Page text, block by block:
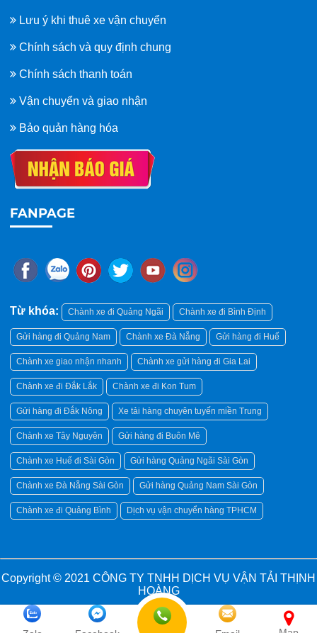
Lưu ý khi thuê xe vận chuyển
Chính sách và quy định chung
Chính sách thanh toán
Vận chuyển và giao nhận
Bảo quản hàng hóa
FANPAGE
Từ khóa: Chành xe đi Quảng Ngãi Chành xe đi Bình Định
Gửi hàng đi Quảng Nam Chành xe Đà Nẵng Gửi hàng đi Huế
Chành xe giao nhận nhanh Chành xe gửi hàng đi Gia Lai
Chành xe đi Đắk Lắk Chành xe đi Kon Tum
Gửi hàng đi Đắk Nông Xe tải hàng chuyên tuyến miền Trung
Chành xe Tây Nguyên Gửi hàng đi Buôn Mê
Chành xe Huế đi Sài Gòn Gửi hàng Quảng Ngãi Sài Gòn
Chành xe Đà Nẵng Sài Gòn Gửi hàng Quảng Nam Sài Gòn
Chành xe đi Quảng Bình Dịch vụ vận chuyển hàng TPHCM
Copyright © 2021 CÔNG TY TNHH DỊCH VỤ VẬN TẢI THỊNH
HOÀNG